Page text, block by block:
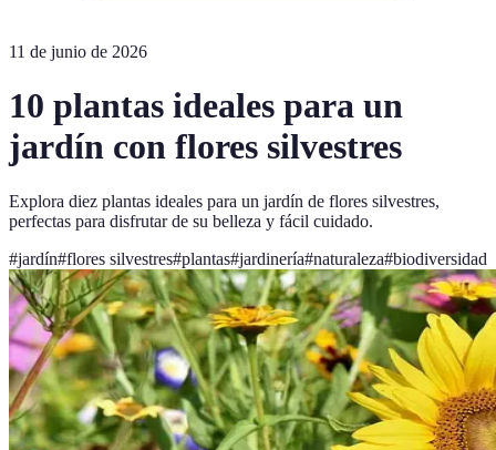
11 de junio de 2026
10 plantas ideales para un
jardín con flores silvestres
Explora diez plantas ideales para un jardín de flores silvestres,
perfectas para disfrutar de su belleza y fácil cuidado.
#jardín#flores silvestres#plantas#jardinería#naturaleza#biodiversidad